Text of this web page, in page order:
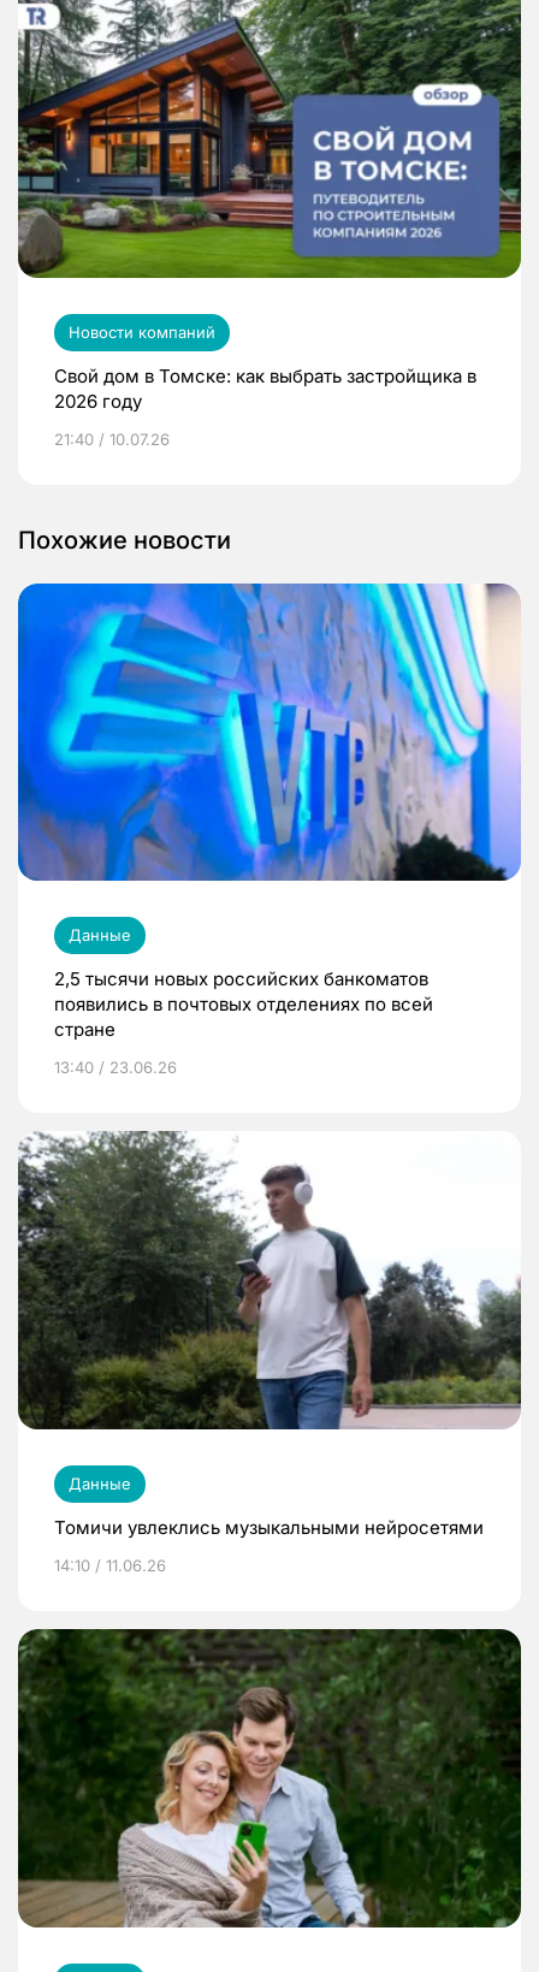
Новости компаний
Свой дом в Томске: как выбрать застройщика в
2026 году
21:40 / 10.07.26
Похожие новости
Данные
2,5 тысячи новых российских банкоматов
появились в почтовых отделениях по всей
стране
13:40 / 23.06.26
Данные
Томичи увлеклись музыкальными нейросетями
14:10 / 11.06.26